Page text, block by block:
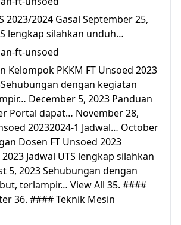
2023/2024 Gasal September 25,
lengkap silahkan unduh…
Kelompok PKKM FT Unsoed 2023
dengan kegiatan
December 5, 2023 Panduan
Portal dapat… November 28,
20232024-1 Jadwal… October
Dosen FT Unsoed 2023
Jadwal UTS lengkap silahkan
5, 2023 Sehubungan dengan
terlampir… View All 35. ####
36. #### Teknik Mesin